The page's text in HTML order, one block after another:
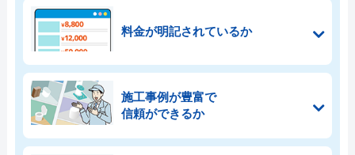
料金が明記されているか
施工事例が豊富で
信頼ができるか